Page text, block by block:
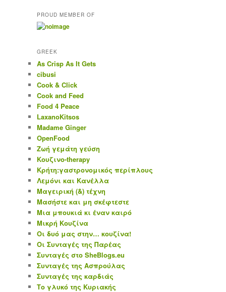
PROUD MEMBER OF
GREEK
As Crisp As It Gets
cibusi
Cook & Click
Cook and Feed
Food 4 Peace
LaxanoKitsos
Madame Ginger
OpenFood
Ζωή γεμάτη γεύση
Κουζινο-therapy
Κρήτη:γαστρονομικός περίπλους
Λεμόνι και Κανέλλα
Μαγειρική (&) τέχνη
Μασήστε και μη σκέφτεστε
Μια μπουκιά κι έναν καιρό
Μικρή Κουζίνα
Οι δυό μας στην… κουζίνα!
Οι Συνταγές της Παρέας
Συνταγές στο SheBlogs.eu
Συνταγές της Ασπρούλας
Συνταγές της καρδιάς
Το γλυκό της Κυριακής